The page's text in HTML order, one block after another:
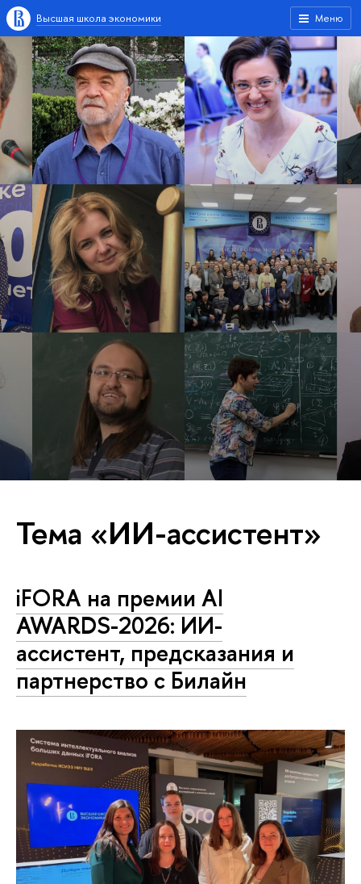
Меню
Высшая школа экономики
Тема «ИИ-ассистент»
iFORA на премии AI
AWARDS-2026: ИИ-
ассистент, предсказания и
партнерство с Билайн